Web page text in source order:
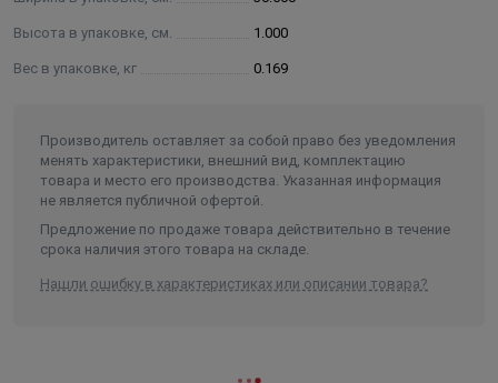
Высота в упаковке, см. 1.000
Вес в упаковке, кг 0.169
Производитель оставляет за собой право без уведомления
менять характеристики, внешний вид, комплектацию
товара и место его производства. Указанная информация
не является публичной офертой.
Предложение по продаже товара действительно в течение
срока наличия этого товара на складе.
Нашли ошибку в характеристиках или описании товара?